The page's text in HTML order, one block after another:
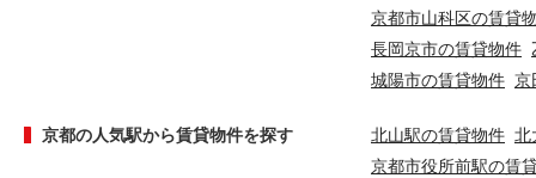
京都市山科区の賃貸
長岡京市の賃貸物件
城陽市の賃貸物件 京
京都の人気駅から賃貸物件を探す 北山駅の賃貸物件 北
京都市役所前駅の賃